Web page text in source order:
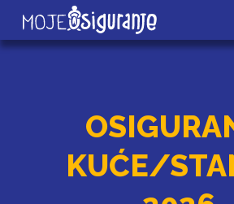
KUĆE/